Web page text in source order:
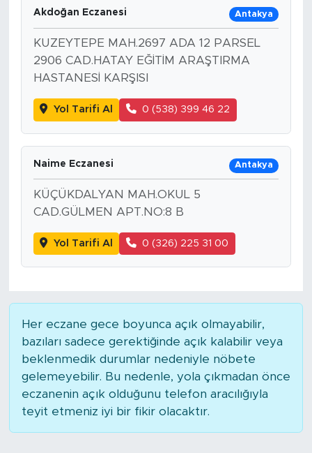
Akdoğan Eczanesi Antakya
KUZEYTEPE MAH.2697 ADA 12 PARSEL
2906 CAD.HATAY EĞİTİM ARAŞTIRMA
HASTANESİ KARŞISI
Yol Tarifi Al 0 (538) 399 46 22
Naime Eczanesi Antakya
KÜÇÜKDALYAN MAH.OKUL 5
CAD.GÜLMEN APT.NO:8 B
Yol Tarifi Al 0 (326) 225 31 00
Her eczane gece boyunca açık olmayabilir,
bazıları sadece gerektiğinde açık kalabilir veya
beklenmedik durumlar nedeniyle nöbete
gelemeyebilir. Bu nedenle, yola çıkmadan önce
eczanenin açık olduğunu telefon aracılığıyla
teyit etmeniz iyi bir fikir olacaktır.